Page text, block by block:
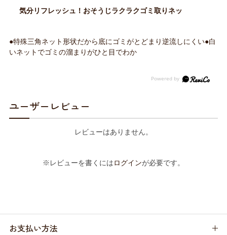
気分リフレッシュ！おそうじラクラクゴミ取りネッ
●特殊三角ネット形状だから底にゴミがとどまり逆流しにくい●白
いネットでゴミの溜まりがひと目でわか
ユーザーレビュー
レビューはありません。
※レビューを書くにはログインが必要です。
お支払い方法